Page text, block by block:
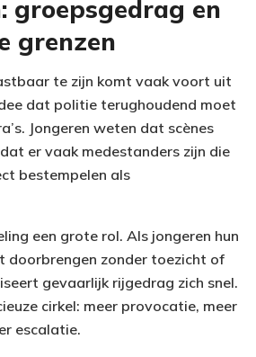
groepsgedrag en
grenzen
te zijn komt vaak voort uit
dat politie terughoudend moet
Jongeren weten dat scènes
er vaak medestanders zijn die
bestempelen als
een grote rol. Als jongeren hun
zonder toezicht of
gevaarlijk rijgedrag zich snel.
cirkel: meer provocatie, meer
escalatie.